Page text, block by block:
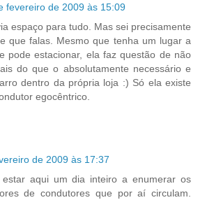
fevereiro de 2009 às 15:09
espaço para tudo. Mas sei precisamente
que falas. Mesmo que tenha um lugar a
pode estacionar, ela faz questão de não
do que o absolutamente necessário e
dentro da própria loja :) Só ela existe
egocêntrico.
de 2009 às 17:37
estar aqui um dia inteiro a enumerar os
de condutores que por aí circulam.